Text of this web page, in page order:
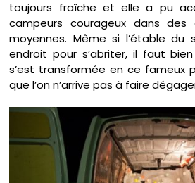
toujours fraîche et elle a pu
campeurs courageux dans des
moyennes. Même si l’étable
endroit pour s’abriter, il faut
s’est transformée en ce fameux
que l’on n’arrive pas à faire